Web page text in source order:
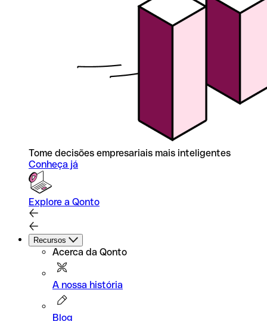
Tome decisões empresariais mais inteligentes
Conheça já
Explore a Qonto
Recursos
Acerca da Qonto
A nossa história
Blog